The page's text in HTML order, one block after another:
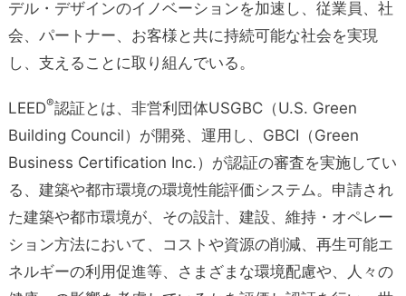
デル・デザインのイノベーションを加速し、従業員、社
会、パートナー、お客様と共に持続可能な社会を実現
し、支えることに取り組んでいる。
LEED®認証とは、非営利団体USGBC（U.S. Green
Building Council）が開発、運用し、GBCI（Green
Business Certification Inc.）が認証の審査を実施してい
る、建築や都市環境の環境性能評価システム。申請され
た建築や都市環境が、その設計、建設、維持・オペレー
ション方法において、コストや資源の削減、再生可能エ
ネルギーの利用促進等、さまざまな環境配慮や、人々の